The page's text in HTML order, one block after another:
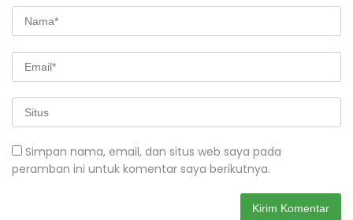
Simpan nama, email, dan situs web saya pada
peramban ini untuk komentar saya berikutnya.